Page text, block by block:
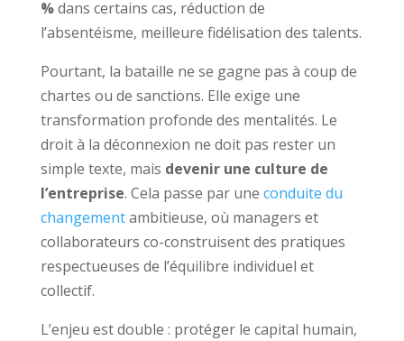
%dans certains cas, réduction de
l’absentéisme, meilleure fidélisation des talents.
Pourtant, la bataille ne se gagne pas à coup de
chartes ou de sanctions. Elle exige une
transformation profonde des mentalités. Le
droit à la déconnexion ne doit pas rester un
simple texte, mais devenir une culture de
l’entreprise. Cela passe par une conduite du
changementambitieuse, où managers et
collaborateurs co-construisent des pratiques
respectueuses de l’équilibre individuel et
collectif.
L’enjeu est double : protéger le capital humain,